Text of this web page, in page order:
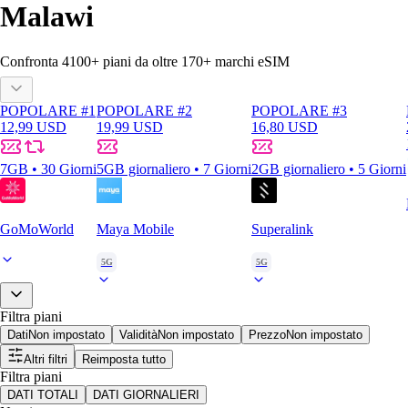
Malawi
Confronta 4100+ piani da oltre 170+ marchi eSIM
POPOLARE #1
12,99 USD
7GB • 30 Giorni
GoMoWorld
POPOLARE #2
19,99 USD
5GB giornaliero • 7 Giorni
Maya Mobile
5G
POPOLARE #3
16,80 USD
2GB giornaliero • 5 Giorni
Superalink
5G
Filtra piani
Dati Non impostato ValiditàNon impostato PrezzoNon impostato
Altri filtri
Reimposta tutto
Filtra piani
DATI TOTALI DATI GIORNALIERI